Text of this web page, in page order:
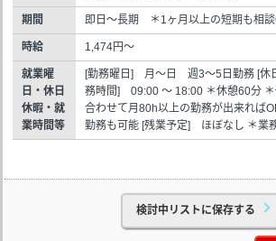
期間 即日～長期 ＊1ヶ月以上の短期も相談
時給 1,474円～
就業曜
日・休日
休暇・就
業時間等
[勤務曜日] 月～日 週3～5日勤務 [休
務時間] 09:00 ～ 18:00 ＊休憩60分
合わせて月80h以上の勤務が出来れば
勤務も可能 [残業予定] ほぼなし ＊業
検討中リストに保存する